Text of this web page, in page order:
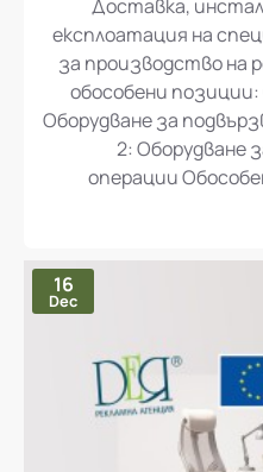
Доставка,
експлоатация на
за производство на
обособени
Оборудване за
2: Оборудване
операции
16
Dec